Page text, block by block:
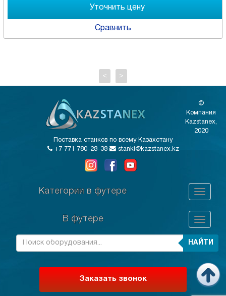
Сравнить
< >
©
Компания
Kazstanex,
2020
Поставка станков по всему Казахстану
+7 771 780-28-38
stanki@kazstanex.kz
Категории в футере
В футере
НАЙТИ
Заказать звонок